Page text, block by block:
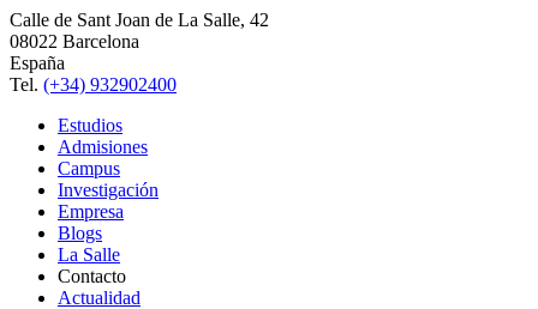
Calle de Sant Joan de La Salle, 42
08022 Barcelona
España
Tel. (+34) 932902400
Estudios
Admisiones
Campus
Investigación
Empresa
Blogs
La Salle
Contacto
Actualidad